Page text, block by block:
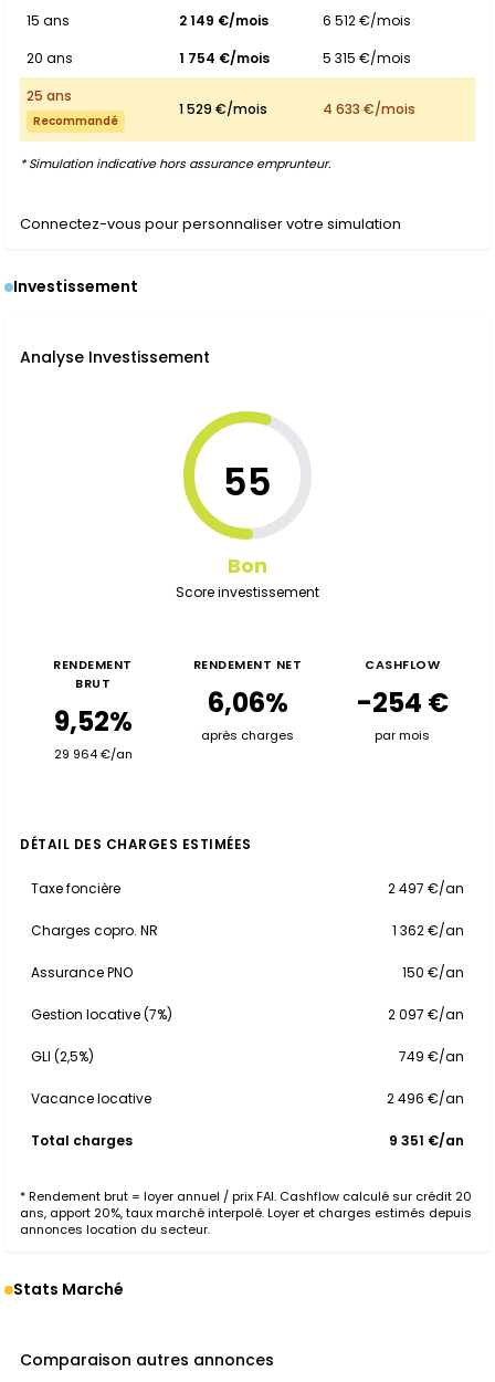
15 ans 2 149 €/mois
6 512 €/mois
20 ans
1 754 €/mois
5 315 €/mois
25 ans
Recommandé
1 529 €/mois 4 633 €/mois
* Simulation indicative hors assurance emprunteur.
Connectez-vous pour personnaliser votre simulation
Investissement
Analyse Investissement
55
Bon
Score investissement
RENDEMENT
BRUT
9,52%
29 964 €/an
RENDEMENT NET
6,06%
après charges
CASHFLOW
-254 €
par mois
DÉTAIL DES CHARGES ESTIMÉES
Taxe foncière 2 497 €/an
Charges copro. NR 1 362 €/an
Assurance PNO 150 €/an
Gestion locative (7%) 2 097 €/an
GLI (2,5%) 749 €/an
Vacance locative 2 496 €/an
Total charges 9 351 €/an
* Rendement brut = loyer annuel / prix FAI. Cashflow calculé sur crédit 20
ans, apport 20%, taux marché interpolé. Loyer et charges estimés depuis
annonces location du secteur.
Stats Marché
Comparaison autres annonces